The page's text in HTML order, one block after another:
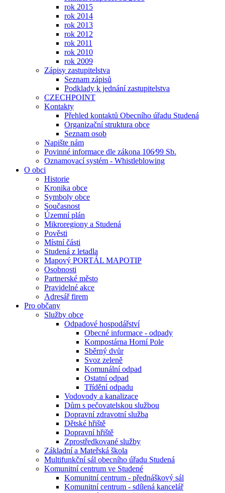
rok 2015
rok 2014
rok 2013
rok 2012
rok 2011
rok 2010
rok 2009
Zápisy zastupitelstva
Seznam zápisů
Podklady k jednání zastupitelstva
CZECHPOINT
Kontakty
Přehled kontaktů Obecního úřadu Studená
Organizační struktura obce
Seznam osob
Napište nám
Povinné informace dle zákona 106⁄99 Sb.
Oznamovací systém - Whistleblowing
O obci
Historie
Kronika obce
Symboly obce
Současnost
Územní plán
Mikroregiony a Studená
Pověsti
Místní části
Studená z letadla
Mapový PORTÁL MAPOTIP
Osobnosti
Partnerské město
Pravidelné akce
Adresář firem
Pro občany
Služby obce
Odpadové hospodářství
Obecné informace - odpady
Kompostárna Horní Pole
Sběrný dvůr
Svoz zeleně
Komunální odpad
Ostatní odpad
Třídění odpadu
Vodovody a kanalizace
Dům s pečovatelskou službou
Dopravní zdravotní služba
Dětské hřiště
Dopravní hřiště
Zprostředkované služby
Základní a Mateřská škola
Multifunkční sál obecního úřadu Studená
Komunitní centrum ve Studené
Komunitní centrum - přednáškový sál
Komunitní centrum - sdílená kancelář